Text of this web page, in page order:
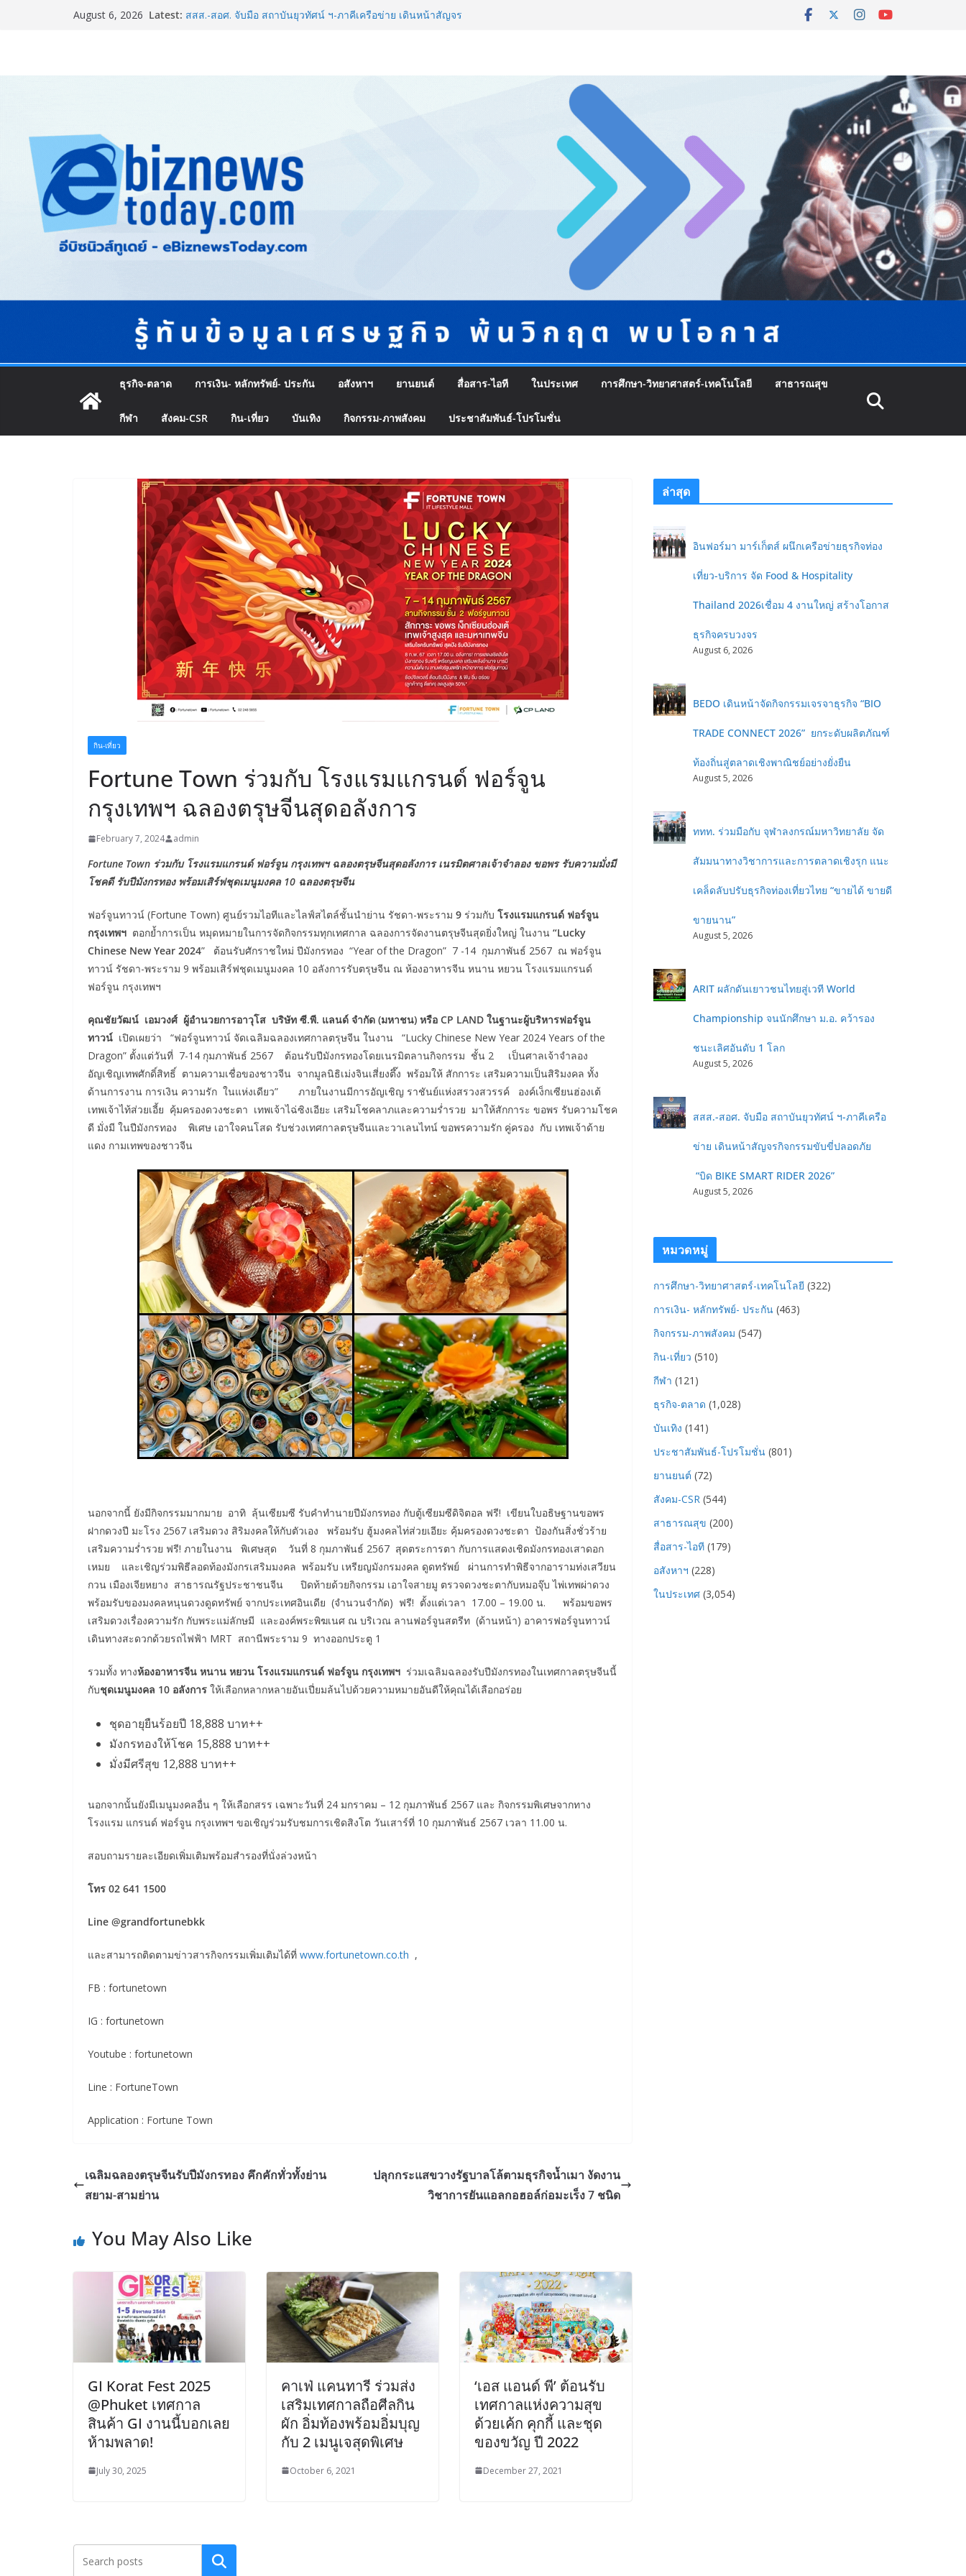
August 6, 2026 Latest:
ARIT ผลักดันเยาวชนไทยสู่เวที World Championship จนนักศึกษา
ม.อ. คว้ารองชนะเลิศอันดับ 1 โลก
& Hospitality Thailand 2026เชื่อม 4 งานใหญ่ สร้างโอกาสธุรกิจ
ขายดี ขายนาน”
ธุรกิจ-ตลาด การเงิน- หลักทรัพย์- ประกัน อสังหาฯ ยานยนต์ สื่อสาร-ไอที ในประเทศ การศึกษา-วิทยาศาสตร์-เทคโนโลยี สาธารณสุข
กีฬา สังคม-CSR กิน-เที่ยว บันเทิง กิจกรรม-ภาพสังคม ประชาสัมพันธ์-โปรโมชั่น
กิน-เที่ยว
Fortune Town ร่วมกับ โรงแรมแกรนด์ ฟอร์จูน
กรุงเทพฯ ฉลองตรุษจีนสุดอลังการ
February 7, 2024 admin
Fortune Town ร่วมกับ โรงแรมแกรนด์ ฟอร์จูน กรุงเทพฯ ฉลองตรุษจีนสุดอลังการ เนรมิตศาลเจ้าจำลอง ขอพร รับความมั่งมี
โชคดี รับปีมังกรทอง พร้อมเสิร์ฟชุดเมนูมงคล 10 ฉลองตรุษจีน
ฟอร์จูนทาวน์ (Fortune Town) ศูนย์รวมไอทีและไลฟ์สไตล์ชั้นนำย่าน รัชดา-พระราม 9 ร่วมกับ โรงแรมแกรนด์ ฟอร์จูน
กรุงเทพฯ ตอกย้ำการเป็น หมุดหมายในการจัดกิจกรรมทุกเทศกาล ฉลองการจัดงานตรุษจีนสุดยิ่งใหญ่ ในงาน “Lucky
Chinese New Year 2024” ต้อนรับศักราชใหม่ ปีมังกรทอง “Year of the Dragon” 7 -14 กุมภาพันธ์ 2567 ณ ฟอร์จูน
ทาวน์ รัชดา-พระราม 9 พร้อมเสิร์ฟชุดเมนูมงคล 10 อลังการรับตรุษจีน ณ ห้องอาหารจีน หนาน หยวน โรงแรมแกรนด์
ฟอร์จูน กรุงเทพฯ
คุณชัยวัฒน์ เอมวงศ์ ผู้อำนวยการอาวุโส บริษัท ซี.พี. แลนด์ จำกัด (มหาชน) หรือ CP LAND ในฐานะผู้บริหารฟอร์จูน
ทาวน์ เปิดเผยว่า “ฟอร์จูนทาวน์ จัดเฉลิมฉลองเทศกาลตรุษจีน ในงาน “Lucky Chinese New Year 2024 Years of the
Dragon” ตั้งแต่วันที่ 7-14 กุมภาพันธ์ 2567 ต้อนรับปีมังกรทองโดยเนรมิตลานกิจกรรม ชั้น 2 เป็นศาลเจ้าจำลอง
อัญเชิญเทพศักดิ์สิทธิ์ ตามความเชื่อของชาวจีน จากมูลนิธิเม่งจินเสี่ยงตึ๊ง พร้อมให้ สักการะ เสริมความเป็นสิริมงคล ทั้ง
ด้านการงาน การเงิน ความรัก ในแห่งเดียว” ภายในงานมีการอัญเชิญ ราชันย์แห่งสรวงสวรรค์ องค์เง็กเซียนฮ่องเต้
เทพเจ้าไท้ส่วยเอี้ย คุ้มครองดวงชะตา เทพเจ้าไฉ่ซิงเอียะ เสริมโชคลาภและความร่ำรวย มาให้สักการะ ขอพร รับความโชค
ดี มั่งมี ในปีมังกรทอง พิเศษ เอาใจคนโสด รับช่วงเทศกาลตรุษจีนและวาเลนไทน์ ขอพรความรัก คู่ครอง กับ เทพเจ้าด้าย
แดง กามเทพของชาวจีน
นอกจากนี้ ยังมีกิจกรรมมากมาย อาทิ ลุ้นเซียมซี รับคำทำนายปีมังกรทอง กับตู้เซียมซีดิจิตอล ฟรี! เขียนใบอธิษฐานขอพร
ฝากดวงปี มะโรง 2567 เสริมดวง สิริมงคลให้กับตัวเอง พร้อมรับ ฮู้มงคลไท่ส่วยเอียะ คุ้มครองดวงชะตา ป้องกันสิ่งชั่วร้าย
เสริมความร่ำรวย ฟรี! ภายในงาน พิเศษสุด วันที่ 8 กุมภาพันธ์ 2567 สุดตระการตา กับการแสดงเชิดมังกรทองเสาดอก
เหมย และเชิญร่วมพิธีลอดท้องมังกรเสริมมงคล พร้อมรับ เหรียญมังกรมงคล ดูดทรัพย์ ผ่านการทำพิธีจากอารามท่งเสวียน
กวน เมืองเจียหยาง สาธารณรัฐประชาชนจีน ปิดท้ายด้วยกิจกรรม เอาใจสายมู ตรวจดวงชะตากับหมอจุ๊บ ไพ่เทพผ่าดวง
พร้อมรับของมงคลหนุนดวงดูดทรัพย์ จากประเทศอินเดีย (จำนวนจำกัด) ฟรี! ตั้งแต่เวลา 17.00 – 19.00 น. พร้อมขอพร
เสริมดวงเรื่องความรัก กับพระแม่ลักษมี และองค์พระพิฆเนศ ณ บริเวณ ลานฟอร์จูนสตรีท (ด้านหน้า) อาคารฟอร์จูนทาวน์
เดินทางสะดวกด้วยรถไฟฟ้า MRT สถานีพระราม 9 ทางออกประตู 1
รวมทั้ง ทางห้องอาหารจีน หนาน หยวน โรงแรมแกรนด์ ฟอร์จูน กรุงเทพฯ ร่วมเฉลิมฉลองรับปีมังกรทองในเทศกาลตรุษจีนนี้
กับชุดเมนูมงคล 10 อลังการ ให้เลือกหลากหลายอันเปี่ยมล้นไปด้วยความหมายอันดีให้คุณได้เลือกอร่อย
ชุดอายุยืนร้อยปี 18,888 บาท++
มังกรทองให้โชค 15,888 บาท++
มั่งมีศรีสุข 12,888 บาท++
นอกจากนั้นยังมีเมนูมงคลอื่น ๆ ให้เลือกสรร เฉพาะวันที่ 24 มกราคม – 12 กุมภาพันธ์ 2567 และ กิจกรรมพิเศษจากทาง
โรงแรม แกรนด์ ฟอร์จูน กรุงเทพฯ ขอเชิญร่วมรับชมการเชิดสิงโต วันเสาร์ที่ 10 กุมภาพันธ์ 2567 เวลา 11.00 น.
สอบถามรายละเอียดเพิ่มเติมพร้อมสำรองที่นั่งล่วงหน้า
โทร 02 641 1500
Line @grandfortunebkk
และสามารถติดตามข่าวสารกิจกรรมเพิ่มเติมได้ที่ www.fortunetown.co.th ,
FB : fortunetown
IG : fortunetown
Youtube : fortunetown
Line : FortuneTown
Application : Fortune Town
เฉลิมฉลองตรุษจีนรับปีมังกรทอง คึกคักทั่วทั้งย่าน
สยาม-สามย่าน
ปลุกกระแสขวางรัฐบาลโล้ตามธุรกิจน้ำเมา งัดงาน
วิชาการยันแอลกอฮอล์ก่อมะเร็ง 7 ชนิด
You May Also Like
GI Korat Fest 2025
@Phuket เทศกาล
สินค้า GI งานนี้บอกเลย
ห้ามพลาด!
July 30, 2025
คาเฟ่ แคนทารี ร่วมส่ง
เสริมเทศกาลถือศีลกิน
ผัก อิ่มท้องพร้อมอิ่มบุญ
กับ 2 เมนูเจสุดพิเศษ
October 6, 2021
‘เอส แอนด์ พี’ ต้อนรับ
เทศกาลแห่งความสุข
ด้วยเค้ก คุกกี้ และชุด
ของขวัญ ปี 2022
December 27, 2021
ล่าสุด
อินฟอร์มา มาร์เก็ตส์ ผนึกเครือข่ายธุรกิจท่อง
เที่ยว-บริการ จัด Food & Hospitality
Thailand 2026เชื่อม 4 งานใหญ่ สร้างโอกาส
ธุรกิจครบวงจร
August 6, 2026
BEDO เดินหน้าจัดกิจกรรมเจรจาธุรกิจ “BIO
TRADE CONNECT 2026” ยกระดับผลิตภัณฑ์
ท้องถิ่นสู่ตลาดเชิงพาณิชย์อย่างยั่งยืน
August 5, 2026
ททท. ร่วมมือกับ จุฬาลงกรณ์มหาวิทยาลัย จัด
สัมมนาทางวิชาการและการตลาดเชิงรุก แนะ
เคล็ดลับปรับธุรกิจท่องเที่ยวไทย “ขายได้ ขายดี
ขายนาน”
August 5, 2026
ARIT ผลักดันเยาวชนไทยสู่เวที World
Championship จนนักศึกษา ม.อ. คว้ารอง
ชนะเลิศอันดับ 1 โลก
August 5, 2026
สสส.-สอศ. จับมือ สถาบันยุวทัศน์ ฯ-ภาคีเครือ
ข่าย เดินหน้าสัญจรกิจกรรมขับขี่ปลอดภัย
“บิด BIKE SMART RIDER 2026”
August 5, 2026
หมวดหมู่
การศึกษา-วิทยาศาสตร์-เทคโนโลยี (322)
การเงิน- หลักทรัพย์- ประกัน (463)
กิจกรรม-ภาพสังคม (547)
กิน-เที่ยว (510)
กีฬา (121)
ธุรกิจ-ตลาด (1,028)
บันเทิง (141)
ประชาสัมพันธ์-โปรโมชั่น (801)
ยานยนต์ (72)
สังคม-CSR (544)
สาธารณสุข (200)
สื่อสาร-ไอที (179)
อสังหาฯ (228)
ในประเทศ (3,054)
Search